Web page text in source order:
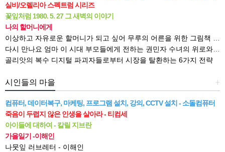
실비/오렐리아 스펙트럼 시리즈
꽃잎처럼 1980. 5. 27 그 새벽의 이야기
나의 할머니에게
이상하고 자유로운 할머니가 되고 싶어 무루의 어른을 위한 그림책 읽기
다시 만나요 엄마 이 시대 부모들에게 전하는 권민자 수녀의 위로와 격려
골리앗의 복수 디지털 파괴자들로부터 시장을 탈환하는 6가지 전략
+
시인들의 마을
컴퓨터, 데이터복구, 마케팅, 프로그램 설치, 강의, CCTV 설치 - 소돌컴퓨터
죽음이 두렵지 않은 인생을 살아라 - 티컴세
아이들에 대하여 - 칼릴 지브란
가을일기 -이해인
나뭇잎 러브레터 - 이해인